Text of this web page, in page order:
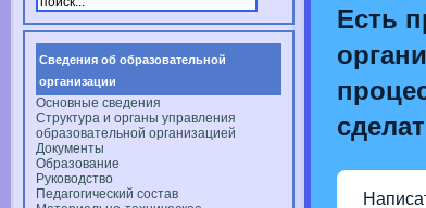
Сведения об образовательной
организации
Основные сведения
Структура и органы управления
образовательной организацией
Документы
Образование
Руководство
Педагогический состав
Есть